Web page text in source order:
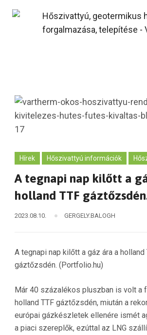
Hírek Hőszivattyú információk
A tegnapi nap kilőtt a
holland TTF
2023.08.10. GERGELY.BALOGH
A tegnapi nap kilőtt a gáz ára a holland
gáztőzsdén. (Portfolio.hu)
Már 40 százalékos pluszban is volt a
holland TTF gáztőzsdén, miután a
európai gázkészletek ellenére ismét
a piaci szereplők, ezúttal az LNG